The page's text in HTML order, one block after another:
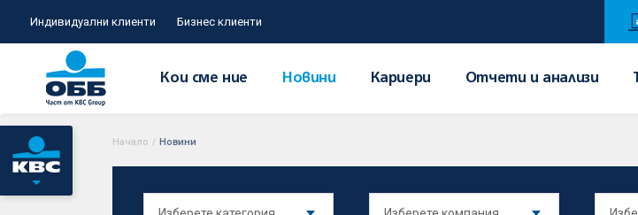
Индивидуални клиенти Бизнес клиенти
Кои сме ние Новини Кариери Отчети и анализи
Начало / Новини